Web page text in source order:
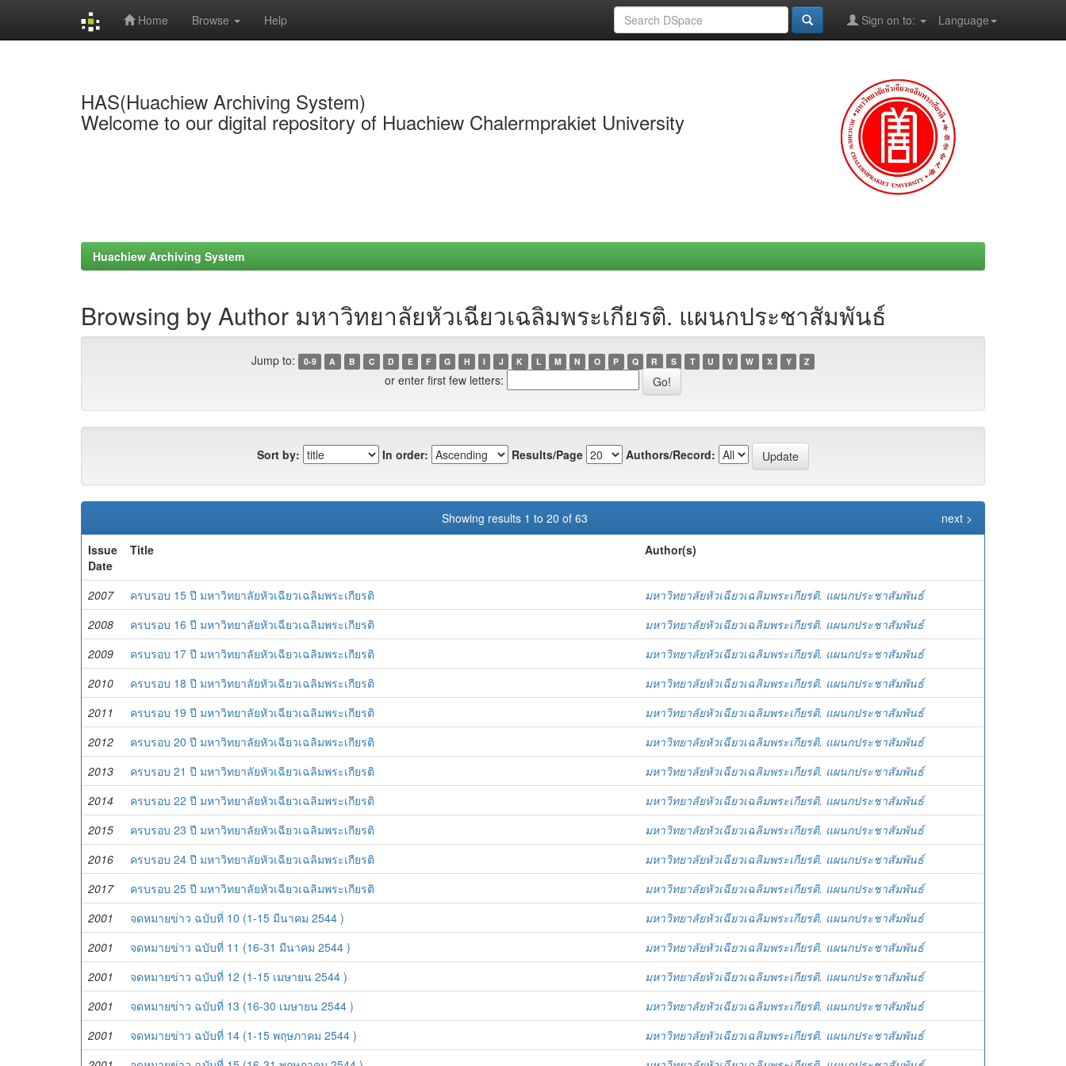
Home Browse Help Language
Sign on to:
HAS(Huachiew Archiving System)
Welcome to our digital repository of Huachiew Chalermprakiet University
Huachiew Archiving System
Browsing by Author มหาวิทยาลัยหัวเฉียวเฉลิมพระเกียรติ. แผนกประชาสัมพันธ์
Jump to: 0-9 A B C D E F G H I J K L M N O P Q R S T U V W X Y Z
or enter first few letters:
Sort by: In order: Results/Page Authors/Record:
Showing results 1 to 20 of 63
next >
Issue
Date
Title Author(s)
2007 ครบรอบ 15 ปี มหาวิทยาลัยหัวเฉียวเฉลิมพระเกียรติ
มหาวิทยาลัยหัวเฉียวเฉลิมพระเกียรติ. แผนกประชาสัมพันธ์
2008
ครบรอบ 16 ปี มหาวิทยาลัยหัวเฉียวเฉลิมพระเกียรติ
มหาวิทยาลัยหัวเฉียวเฉลิมพระเกียรติ. แผนกประชาสัมพันธ์
2009
ครบรอบ 17 ปี มหาวิทยาลัยหัวเฉียวเฉลิมพระเกียรติ
มหาวิทยาลัยหัวเฉียวเฉลิมพระเกียรติ. แผนกประชาสัมพันธ์
2010
ครบรอบ 18 ปี มหาวิทยาลัยหัวเฉียวเฉลิมพระเกียรติ
มหาวิทยาลัยหัวเฉียวเฉลิมพระเกียรติ. แผนกประชาสัมพันธ์
2011
ครบรอบ 19 ปี มหาวิทยาลัยหัวเฉียวเฉลิมพระเกียรติ
มหาวิทยาลัยหัวเฉียวเฉลิมพระเกียรติ. แผนกประชาสัมพันธ์
2012
ครบรอบ 20 ปี มหาวิทยาลัยหัวเฉียวเฉลิมพระเกียรติ
มหาวิทยาลัยหัวเฉียวเฉลิมพระเกียรติ. แผนกประชาสัมพันธ์
2013
ครบรอบ 21 ปี มหาวิทยาลัยหัวเฉียวเฉลิมพระเกียรติ
มหาวิทยาลัยหัวเฉียวเฉลิมพระเกียรติ. แผนกประชาสัมพันธ์
2014
ครบรอบ 22 ปี มหาวิทยาลัยหัวเฉียวเฉลิมพระเกียรติ
มหาวิทยาลัยหัวเฉียวเฉลิมพระเกียรติ. แผนกประชาสัมพันธ์
2015
ครบรอบ 23 ปี มหาวิทยาลัยหัวเฉียวเฉลิมพระเกียรติ
มหาวิทยาลัยหัวเฉียวเฉลิมพระเกียรติ. แผนกประชาสัมพันธ์
2016
ครบรอบ 24 ปี มหาวิทยาลัยหัวเฉียวเฉลิมพระเกียรติ
มหาวิทยาลัยหัวเฉียวเฉลิมพระเกียรติ. แผนกประชาสัมพันธ์
2017
ครบรอบ 25 ปี มหาวิทยาลัยหัวเฉียวเฉลิมพระเกียรติ
มหาวิทยาลัยหัวเฉียวเฉลิมพระเกียรติ. แผนกประชาสัมพันธ์
2001
จดหมายข่าว ฉบับที่ 10 (1-15 มีนาคม 2544 )
มหาวิทยาลัยหัวเฉียวเฉลิมพระเกียรติ. แผนกประชาสัมพันธ์
2001
จดหมายข่าว ฉบับที่ 11 (16-31 มีนาคม 2544 )
มหาวิทยาลัยหัวเฉียวเฉลิมพระเกียรติ. แผนกประชาสัมพันธ์
2001
จดหมายข่าว ฉบับที่ 12 (1-15 เมษายน 2544 )
มหาวิทยาลัยหัวเฉียวเฉลิมพระเกียรติ. แผนกประชาสัมพันธ์
2001
จดหมายข่าว ฉบับที่ 13 (16-30 เมษายน 2544 )
มหาวิทยาลัยหัวเฉียวเฉลิมพระเกียรติ. แผนกประชาสัมพันธ์
2001
จดหมายข่าว ฉบับที่ 14 (1-15 พฤษภาคม 2544 )
มหาวิทยาลัยหัวเฉียวเฉลิมพระเกียรติ. แผนกประชาสัมพันธ์